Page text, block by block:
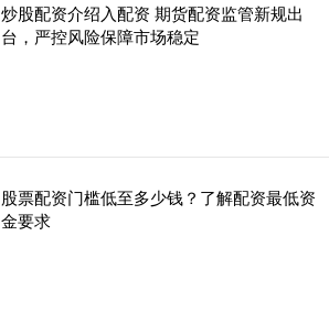
炒股配资介绍入配资 期货配资监管新规出
台，严控风险保障市场稳定
股票配资门槛低至多少钱？了解配资最低资
金要求